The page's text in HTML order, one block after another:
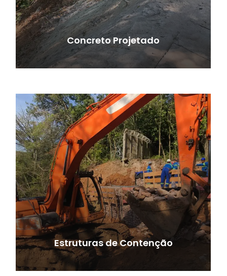
Concreto Projetado
Estruturas de Contenção